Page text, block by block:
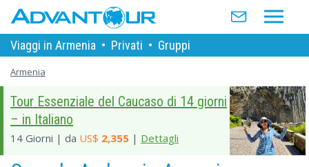
Viaggi in Armenia • Privati • Gruppi
Armenia
Tour Essenziale del Caucaso di 14 giorni
– in Italiano
14 Giorni | da US$ 2,355 | Dettagli